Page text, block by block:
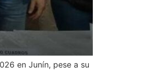
en Junín, pese a su